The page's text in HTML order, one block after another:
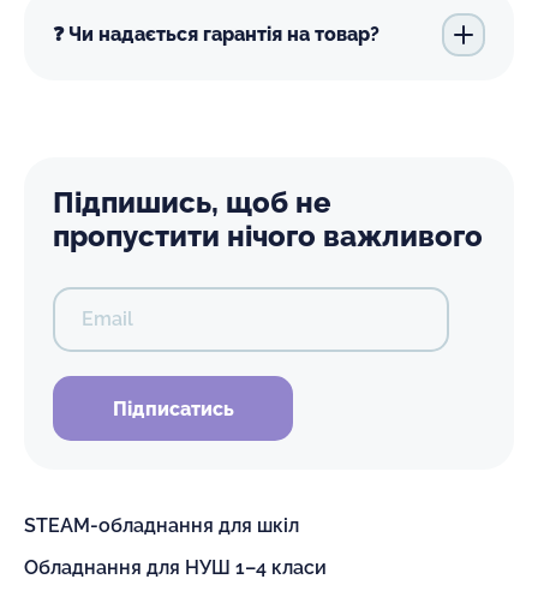
❓ Чи надається гарантія на товар?
Підпишись, щоб не
пропустити нічого важливого
Email
Підписатись
STEAM-обладнання для шкіл
Обладнання для НУШ 1–4 класи